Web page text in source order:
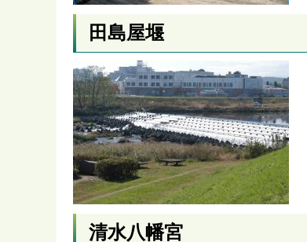
田島屋堰
清水八幡宮